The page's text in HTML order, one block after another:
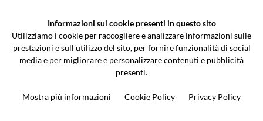
Via Galileo Galilei 5 | Verano Brianza (MB) 20843 | ITALY
0362-805407-info@valtermoto.com
Informazioni sui cookie presenti in questo sito
Utilizziamo i cookie per raccogliere e analizzare informazioni sulle
prestazioni e sull'utilizzo del sito, per fornire funzionalità di social
media e per migliorare e personalizzare contenuti e pubblicità
presenti.
Mostra più informazioni Cookie Policy Privacy Policy